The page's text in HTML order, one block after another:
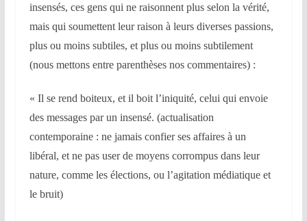
insensés, ces gens qui ne raisonnent plus selon la vérité,
mais qui soumettent leur raison à leurs diverses passions,
plus ou moins subtiles, et plus ou moins subtilement
(nous mettons entre parenthèses nos commentaires) :
« Il se rend boiteux, et il boit l’iniquité, celui qui envoie
des messages par un insensé. (actualisation
contemporaine : ne jamais confier ses affaires à un
libéral, et ne pas user de moyens corrompus dans leur
nature, comme les élections, ou l’agitation médiatique et
le bruit)